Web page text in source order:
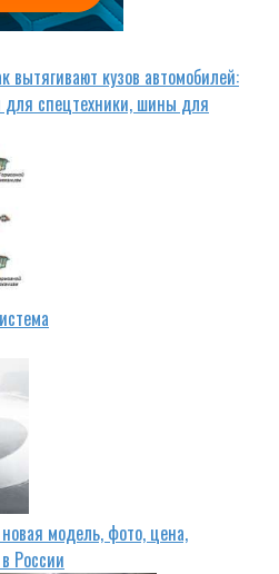
кузов автомобилей:
спецтехники, шины для
модель, фото, цена,
России